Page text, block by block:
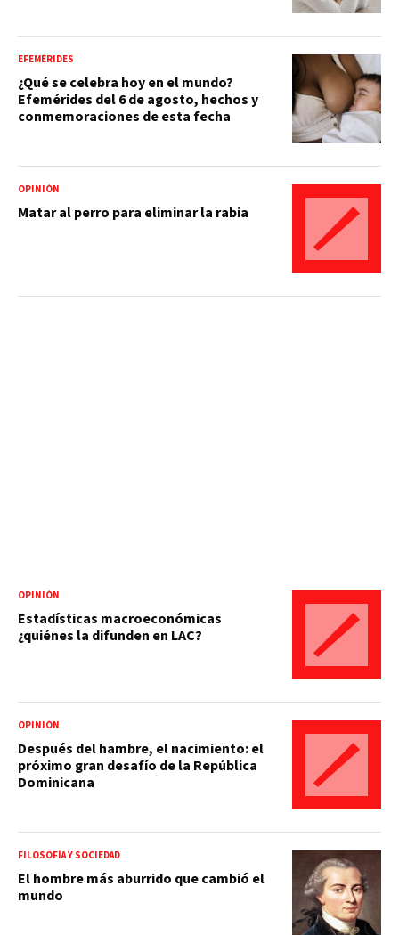
EFEMÉRIDES
¿Qué se celebra hoy en el mundo?
Efemérides del 6 de agosto, hechos y
conmemoraciones de esta fecha
OPINIÓN
Matar al perro para eliminar la rabia
OPINIÓN
Estadísticas macroeconómicas
¿quiénes la difunden en LAC?
OPINIÓN
Después del hambre, el nacimiento: el
próximo gran desafío de la República
Dominicana
FILOSOFÍA Y SOCIEDAD
El hombre más aburrido que cambió el
mundo